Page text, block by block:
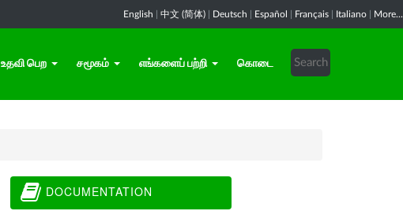
English 中文 (简体) Deutsch Español Français Italiano More...
உதவி பெற சமூகம் எங்களைப் பற்றி கொடை
DOCUMENTATION